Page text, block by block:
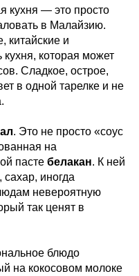
кухня — это просто
в Малайзию.
китайские и
которая может
Сладкое, острое,
в одной тарелке и не
. Это не просто «соус
на
пасте белакан. К ней
иногда
невероятную
так ценят в
блюдо
на кокосовом молоке